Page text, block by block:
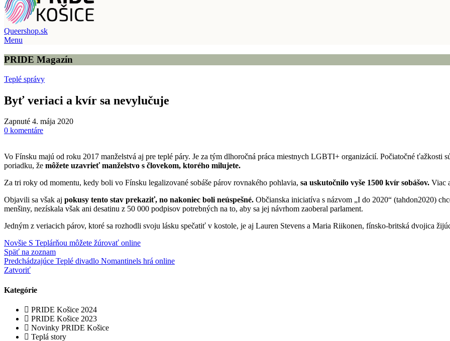
Queershop.sk
Menu
PRIDE Magazín
Teplé správy
Byť veriaci a kvír sa nevylučuje
Zapnuté 4. mája 2020
0 komentáre
Vo Fínsku majú od roku 2017 manželstvá aj pre teplé páry. Je za tým dlhoročná práca miestnych LGBTI+ organizácií. Počiatočné ťažkosti
poriadku, že môžete uzavrieť manželstvo s človekom, ktorého milujete.
Za tri roky od momentu, kedy boli vo Fínsku legalizované sobáše párov rovnakého pohlavia, sa uskutočnilo vyše 1500 kvír sobášov. Viac
Objavili sa však aj pokusy tento stav prekaziť, no nakoniec boli neúspešné. Občianska iniciatíva s názvom „I do 2020“ (tahdon2020)
menšiny, nezískala však ani desatinu z 50 000 podpisov potrebných na to, aby sa jej návrhom zaoberal parlament.
Jedným z veriacich párov, ktoré sa rozhodli svoju lásku spečatiť v kostole, je aj Lauren Stevens a Maria Riikonen, fínsko-britská dvojica
Novšie S Teplárňou môžete žúrovať online
Späť na zoznam
Predchádzajúce Teplé divadlo Nomantinels hrá online
Zatvoriť
Kategórie
PRIDE Košice 2024
PRIDE Košice 2023
Novinky PRIDE Košice
Teplá story